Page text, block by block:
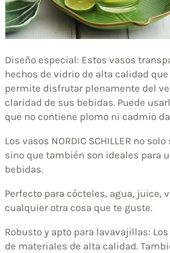
Diseño especial: Estos vasos
hechos de vidrio de alta calidad
permite disfrutar plenamente del
claridad de sus bebidas. Puede
que no contiene plomo ni cadmio
Los vasos NORDIC SCHILLER no
sino que también son ideales para
bebidas.
Perfecto para cócteles, agua, juice,
cualquier otra cosa que te guste.
Robusto y apto para lavavajillas:
de materiales de alta calidad.